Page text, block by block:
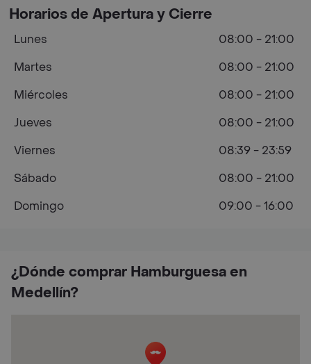
¿Dónde comprar Hamburguesa en
Medellín?
Horarios de Apertura y Cierre
Lunes
08:00 - 21:00
Martes
08:00 - 21:00
Miércoles
08:00 - 21:00
Jueves
08:00 - 21:00
Viernes
08:39 - 23:59
Sábado
08:00 - 21:00
Domingo
09:00 - 16:00